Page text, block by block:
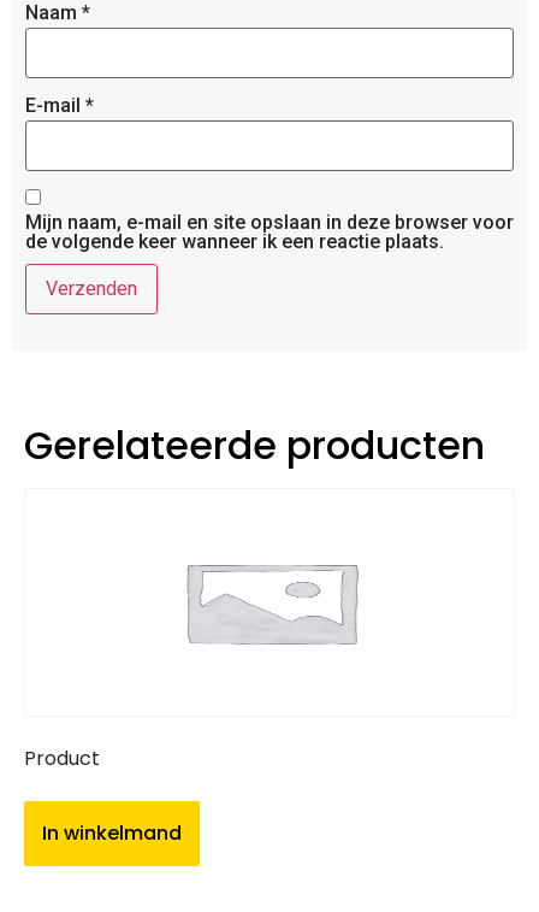
Naam *
E-mail *
Mijn naam, e-mail en site opslaan in deze browser voor
de volgende keer wanneer ik een reactie plaats.
Gerelateerde producten
Product
In winkelmand